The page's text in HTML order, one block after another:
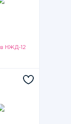
НЖД-12